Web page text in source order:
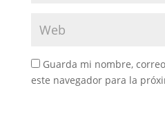
Guarda mi nombre,
este navegador para la